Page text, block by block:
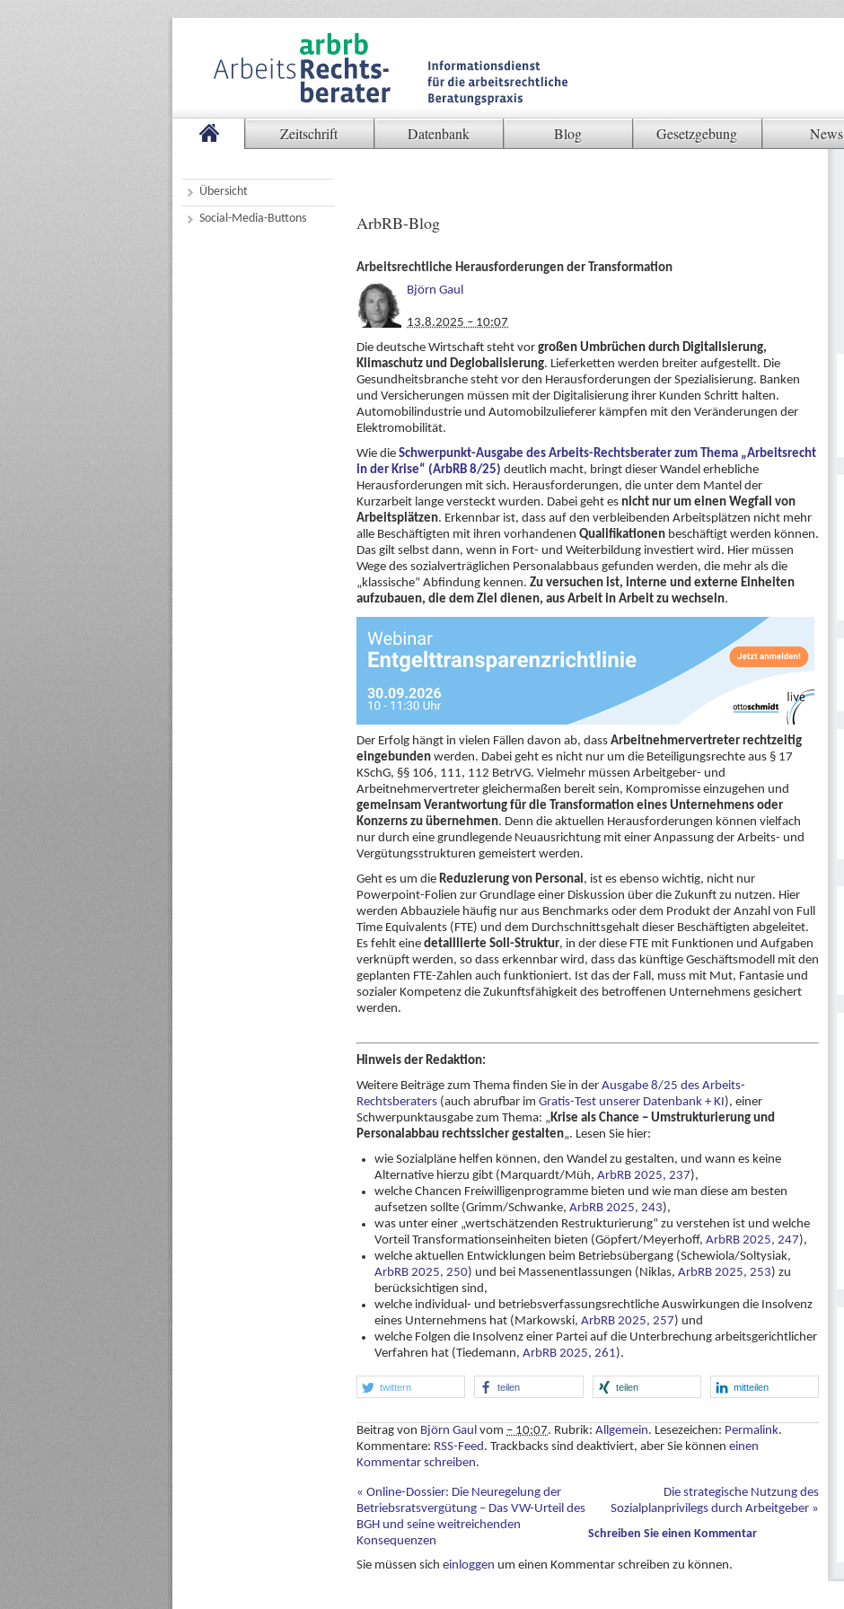
Zeitschrift Datenbank Blog Gesetzgebung News
Übersicht
Social-Media-Buttons
ArbRB-Blog
Arbeitsrechtliche Herausforderungen der Transformation
Björn Gaul
13.8.2025 – 10:07
Die deutsche Wirtschaft steht vor großen Umbrüchen durch Digitalisierung,
Klimaschutz und Deglobalisierung. Lieferketten werden breiter aufgestellt. Die
Gesundheitsbranche steht vor den Herausforderungen der Spezialisierung. Banken
und Versicherungen müssen mit der Digitalisierung ihrer Kunden Schritt halten.
Automobilindustrie und Automobilzulieferer kämpfen mit den Veränderungen der
Elektromobilität.
Wie die Schwerpunkt-Ausgabe des Arbeits-Rechtsberater zum Thema „Arbeitsrecht
in der Krise“ (ArbRB 8/25) deutlich macht, bringt dieser Wandel erhebliche
Herausforderungen mit sich. Herausforderungen, die unter dem Mantel der
Kurzarbeit lange versteckt wurden. Dabei geht es nicht nur um einen Wegfall von
Arbeitsplätzen. Erkennbar ist, dass auf den verbleibenden Arbeitsplätzen nicht mehr
alle Beschäftigten mit ihren vorhandenen Qualifikationen beschäftigt werden können.
Das gilt selbst dann, wenn in Fort- und Weiterbildung investiert wird. Hier müssen
Wege des sozialverträglichen Personalabbaus gefunden werden, die mehr als die
„klassische“ Abfindung kennen. Zu versuchen ist, interne und externe Einheiten
aufzubauen, die dem Ziel dienen, aus Arbeit in Arbeit zu wechseln.
Der Erfolg hängt in vielen Fällen davon ab, dass Arbeitnehmervertreter rechtzeitig
eingebunden werden. Dabei geht es nicht nur um die Beteiligungsrechte aus § 17
KSchG, §§ 106, 111, 112 BetrVG. Vielmehr müssen Arbeitgeber- und
Arbeitnehmervertreter gleichermaßen bereit sein, Kompromisse einzugehen und
gemeinsam Verantwortung für die Transformation eines Unternehmens oder
Konzerns zu übernehmen. Denn die aktuellen Herausforderungen können vielfach
nur durch eine grundlegende Neuausrichtung mit einer Anpassung der Arbeits- und
Vergütungsstrukturen gemeistert werden.
Geht es um die Reduzierung von Personal, ist es ebenso wichtig, nicht nur
Powerpoint-Folien zur Grundlage einer Diskussion über die Zukunft zu nutzen. Hier
werden Abbauziele häufig nur aus Benchmarks oder dem Produkt der Anzahl von Full
Time Equivalents (FTE) und dem Durchschnittsgehalt dieser Beschäftigten abgeleitet.
Es fehlt eine detaillierte Soll-Struktur, in der diese FTE mit Funktionen und Aufgaben
verknüpft werden, so dass erkennbar wird, dass das künftige Geschäftsmodell mit den
geplanten FTE-Zahlen auch funktioniert. Ist das der Fall, muss mit Mut, Fantasie und
sozialer Kompetenz die Zukunftsfähigkeit des betroffenen Unternehmens gesichert
werden.
Hinweis der Redaktion:
Weitere Beiträge zum Thema finden Sie in der Ausgabe 8/25 des Arbeits-
Rechtsberaters (auch abrufbar im Gratis-Test unserer Datenbank + KI), einer
Schwerpunktausgabe zum Thema: „Krise als Chance – Umstrukturierung und
Personalabbau rechtssicher gestalten„. Lesen Sie hier:
wie Sozialpläne helfen können, den Wandel zu gestalten, und wann es keine
Alternative hierzu gibt (Marquardt/Müh, ArbRB 2025, 237),
welche Chancen Freiwilligenprogramme bieten und wie man diese am besten
aufsetzen sollte (Grimm/Schwanke, ArbRB 2025, 243),
was unter einer „wertschätzenden Restrukturierung“ zu verstehen ist und welche
Vorteil Transformationseinheiten bieten (Göpfert/Meyerhoff, ArbRB 2025, 247),
welche aktuellen Entwicklungen beim Betriebsübergang (Schewiola/Soltysiak,
ArbRB 2025, 250) und bei Massenentlassungen (Niklas, ArbRB 2025, 253) zu
berücksichtigen sind,
welche individual- und betriebsverfassungsrechtliche Auswirkungen die Insolvenz
eines Unternehmens hat (Markowski, ArbRB 2025, 257) und
welche Folgen die Insolvenz einer Partei auf die Unterbrechung arbeitsgerichtlicher
Verfahren hat (Tiedemann, ArbRB 2025, 261).
twittern teilen teilen mitteilen
Beitrag von Björn Gaul vom – 10:07. Rubrik: Allgemein. Lesezeichen: Permalink.
Kommentare: RSS-Feed. Trackbacks sind deaktiviert, aber Sie können einen
Kommentar schreiben.
« Online-Dossier: Die Neuregelung der
Betriebsratsvergütung – Das VW-Urteil des
BGH und seine weitreichenden
Konsequenzen
Die strategische Nutzung des
Sozialplanprivilegs durch Arbeitgeber »
Schreiben Sie einen Kommentar
Sie müssen sich einloggen um einen Kommentar schreiben zu können.